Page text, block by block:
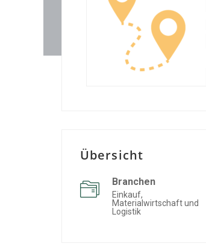
Übersicht
Branchen
Einkauf,
Materialwirtschaft und
Logistik